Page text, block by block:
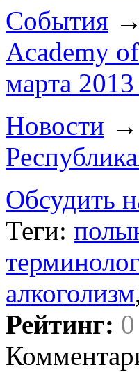
События →
Academy
марта
Новости →
Обсудить
Теги:
алкоголизм
Рейтинг: 0